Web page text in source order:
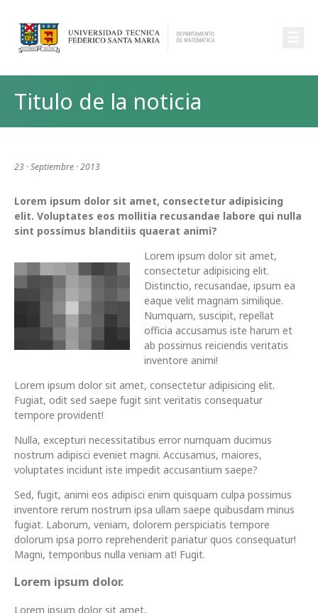
Titulo de la noticia
23 · Septiembre · 2013
Lorem ipsum dolor sit amet, consectetur adipisicing
elit. Voluptates eos mollitia recusandae labore qui nulla
sint possimus blanditiis quaerat animi?
Lorem ipsum dolor sit amet,
consectetur adipisicing elit.
Distinctio, recusandae, ipsum ea
eaque velit magnam similique.
Numquam, suscipit, repellat
officia accusamus iste harum et
ab possimus reiciendis veritatis
inventore animi!
Lorem ipsum dolor sit amet, consectetur adipisicing elit.
Fugiat, odit sed saepe fugit sint veritatis consequatur
tempore provident!
Nulla, excepturi necessitatibus error numquam ducimus
nostrum adipisci eveniet magni. Accusamus, maiores,
voluptates incidunt iste impedit accusantium saepe?
Sed, fugit, animi eos adipisci enim quisquam culpa possimus
inventore rerum nostrum ipsa ullam saepe quibusdam minus
fugiat. Laborum, veniam, dolorem perspiciatis tempore
dolorum ipsa porro reprehenderit pariatur quos consequatur!
Magni, temporibus nulla veniam at! Fugit.
Lorem ipsum dolor.
Lorem ipsum dolor sit amet,